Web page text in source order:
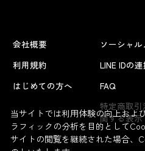
会社概要
利用規約
はじめての方へ
ソーシャ
LINE IDの
FAQ
特定商取引
関する表示
当サイトでは利用体験の向上およ
ラフィックの分析を目的として
サイトの閲覧を継続された場合、